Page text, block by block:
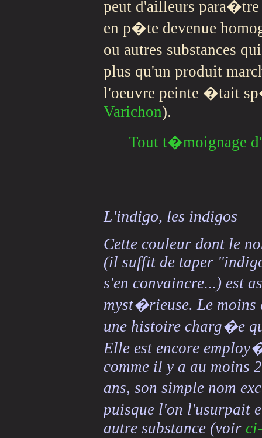
peut d'ailleurs
en p�te devenue
ou autres substances
plus qu'un produit
l'oeuvre peinte �tait
Varichon).
Tout t�moignage
L'indigo, les indigos
Cette couleur dont le
(il suffit de taper
s'en convaincre...) est
myst�rieuse. Le moins
une histoire charg�e
Elle est encore
comme il y a au moins
ans, son simple nom
puisque l'on l'usurpait
autre substance (voir